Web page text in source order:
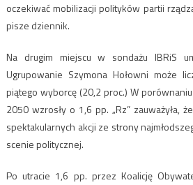
oczekiwać mobilizacji polityków partii
pisze dziennik.
Na drugim miejscu w sondażu IBRiS
Ugrupowanie Szymona Hołowni może
piątego wyborcę (20,2 proc.) W
2050 wzrosły o 1,6 pp. „Rz” zauważyła,
spektakularnych akcji ze strony
scenie politycznej.
Po utracie 1,6 pp. przez Koalicję